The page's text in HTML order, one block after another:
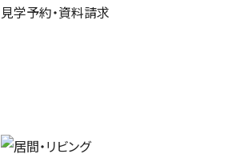
見学予約・資料請求